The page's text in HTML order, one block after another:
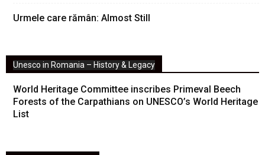
Urmele care rămân: Almost Still
Unesco in Romania – History & Legacy
World Heritage Committee inscribes Primeval Beech
Forests of the Carpathians on UNESCO’s World Heritage
List